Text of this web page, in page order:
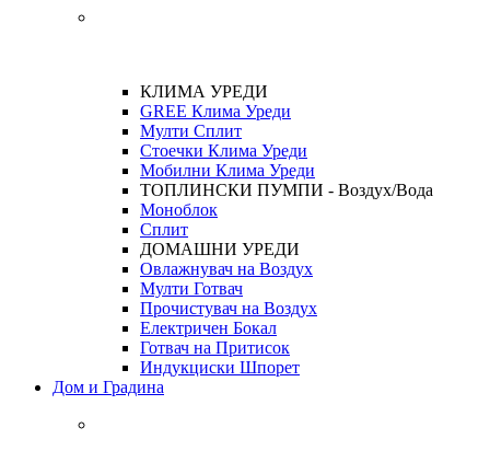
КЛИМА УРЕДИ
GREE Клима Уреди
Мулти Сплит
Стоечки Клима Уреди
Мобилни Клима Уреди
ТОПЛИНСКИ ПУМПИ - Воздух/Вода
Моноблок
Сплит
ДОМАШНИ УРЕДИ
Овлажнувач на Воздух
Мулти Готвач
Прочистувач на Воздух
Електричен Бокал
Готвач на Притисок
Индукциски Шпорет
Дом и Градина